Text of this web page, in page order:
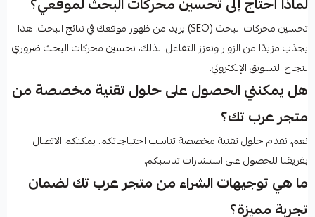
تحسين محركات البحث (SEO) يزيد من ظهور موقعك في نتائج البحث. هذا
يجذب مزيدًا من الزوار وتعزز التفاعل. لذلك، تحسين محركات البحث ضروري
لنجاح التسويق الإلكتروني.
هل يمكنني الحصول على حلول تقنية مخصصة من
متجر عرب تك؟
نعم، نقدم حلول تقنية مخصصة تناسب احتياجاتكم. يمكنكم الاتصال
بفريقنا للحصول على استشارات تناسبكم.
ما هي توجيهات الشراء من متجر عرب تك لضمان
تجربة مميزة؟